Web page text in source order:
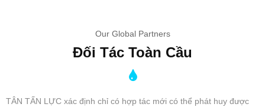
Our Global Partners
Đối Tác Toàn Cầu
TÂN TẤN LỰC xác định chỉ có hợp tác mới có thể phát huy được